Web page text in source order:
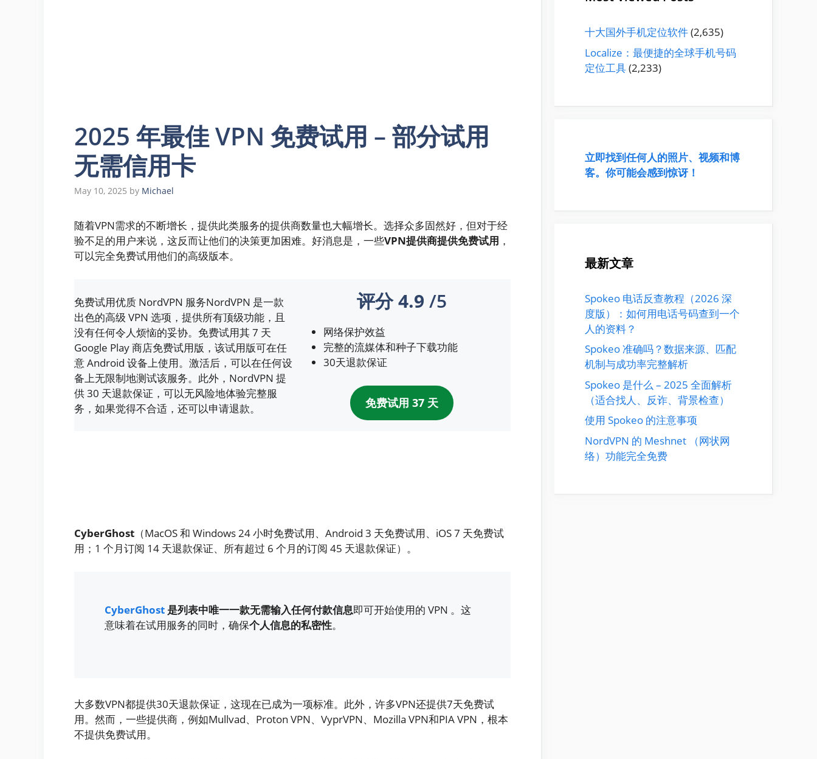
2025 年最佳 VPN 免费试用 – 部分试用
无需信用卡
May 10, 2025 by Michael
随着VPN需求的不断增长，提供此类服务的提供商数量也大幅增长。选择众多固然好，但对于经
验不足的用户来说，这反而让他们的决策更加困难。好消息是，一些VPN提供商提供免费试用 ，
可以完全免费试用他们的高级版本。
免费试用优质 NordVPN 服务NordVPN 是一款
出色的高级 VPN 选项，提供所有顶级功能，且
没有任何令人烦恼的妥协。免费试用其 7 天
Google Play 商店免费试用版，该试用版可在任
意 Android 设备上使用。激活后，可以在任何设
备上无限制地测试该服务。此外，NordVPN 提
供 30 天退款保证，可以无风险地体验完整服
务，如果觉得不合适，还可以申请退款。
评分4.9 /5
网络保护效益
完整的流媒体和种子下载功能
30天退款保证
免费试用 37 天
Cyber​​Ghost （MacOS 和 Windows 24 小时免费试用、Android 3 天免费试用、iOS 7 天免费试
用；1 个月订阅 14 天退款保证、所有超过 6 个月的订阅 45 天退款保证）。
Cyber​​Ghost 是列表中唯一一款无需输入任何付款信息即可开始使用的 VPN 。这
意味着在试用服务的同时，确保个人信息的私密性。
大多数VPN都提供30天退款保证，这现在已成为一项标准。此外，许多VPN还提供7天免费试
用。然而，一些提供商，例如Mullvad、Proton VPN、VyprVPN、Mozilla VPN和PIA VPN，根本
不提供免费试用。
十大国外手机定位软件(2,635)
Localize：最便捷的全球手机号码
定位工具(2,233)
立即找到任何人的照片、视频和博
客。你可能会感到惊讶！
最新文章
Spokeo 电话反查教程（2026 深
度版）：如何用电话号码查到一个
人的资料？
Spokeo 准确吗？数据来源、匹配
机制与成功率完整解析
Spokeo 是什么 – 2025 全面解析
（适合找人、反诈、背景检查）
使用 Spokeo 的注意事项
NordVPN 的 Meshnet （网状网
络）功能完全免费